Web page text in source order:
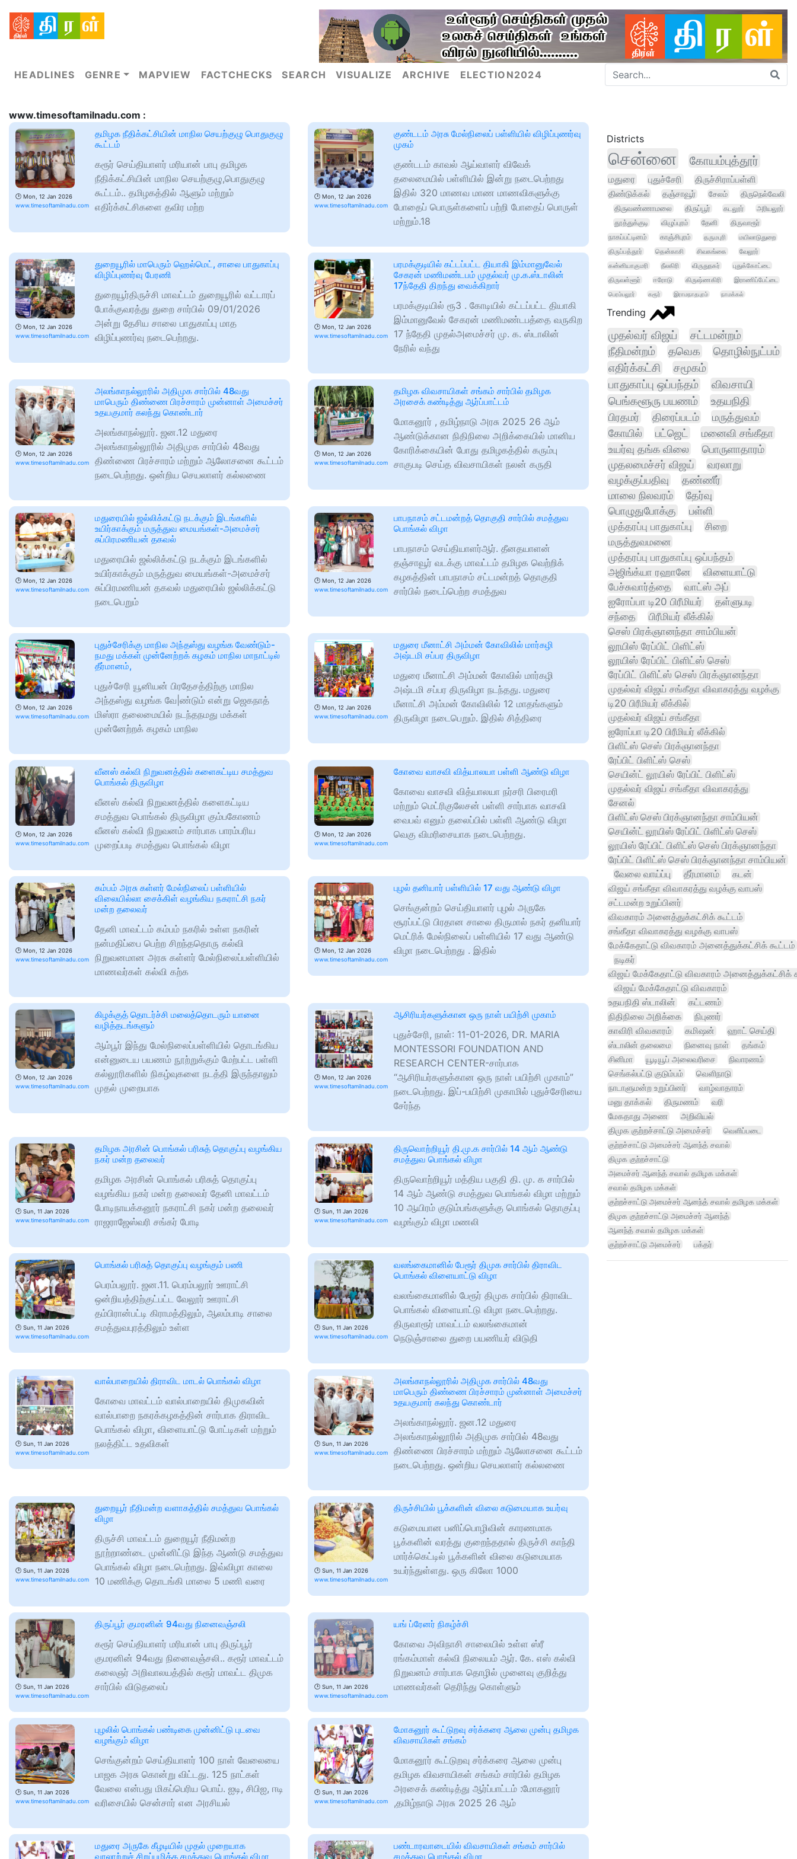
HEADLINES GENRE MAPVIEW FACTCHECKS SEARCH VISUALIZE ARCHIVE ELECTION2024
www.timesoftamilnadu.com :
🕑 Mon, 12 Jan 2026
www.timesoftamilnadu.com
தமிழக நீதிக்கட்சியின் மாநில செயற்குழு பொதுகுழு
கூட்டம்
கரூர் செய்தியாளர் மரியான் பாபு தமிழக
நீதிக்கட்சியின் மாநில செயற்குழு,பொதுகுழு
கூட்டம்.. தமிழகத்தில் ஆளும் மற்றும்
எதிர்க்கட்சிகளை தவிர மற்ற
🕑 Mon, 12 Jan 2026
www.timesoftamilnadu.com
குண்டடம் அரசு மேல்நிலைப் பள்ளியில் விழிப்புணர்வு
முகம்
குண்டடம் காவல் ஆய்வாளர் விவேக்
தலைமையில் பள்ளியில் இன்று நடைபெற்றது
இதில் 320 மாணவ மாண மாணவிகளுக்கு
போதைப் பொருள்களைப் பற்றி போதைப் பொருள்
மற்றும்.18
🕑 Mon, 12 Jan 2026
www.timesoftamilnadu.com
துறையூரில் மாபெரும் ஹெல்மெட், சாலை பாதுகாப்பு
விழிப்புணர்வு பேரணி
துறையூர்திருச்சி மாவட்டம் துறையூரில் வட்டாரப்
போக்குவரத்து துறை சார்பில் 09/01/2026
அன்று தேசிய சாலை பாதுகாப்பு மாத
விழிப்புணர்வு நடைபெற்றது.
🕑 Mon, 12 Jan 2026
www.timesoftamilnadu.com
பரமக்குடியில் கட்டப்பட்ட தியாகி இம்மானுவேல்
சேகரன் மணிமண்டபம் முதல்வர் மு.க.ஸ்டாலின்
17ந்தேதி திறந்து வைக்கிறார்
பரமக்குடியில் ரூ3 . கோடியில் கட்டப்பட்ட தியாகி
இம்மானுவேல் சேகரன் மணிமண்டபத்தை வருகிற
17 ந்தேதி முதல்அமைச்சர் மு. க. ஸ்டாலின்
நேரில் வந்து
🕑 Mon, 12 Jan 2026
www.timesoftamilnadu.com
அலங்காநல்லூரில் அதிமுக சார்பில் 48வது
மாபெரும் திண்ணை பிரச்சாரம் முன்னாள் அமைச்சர்
உதயகுமார் கலந்து கொண்டார்
அலங்காநல்லூர். ஜன.12 மதுரை
அலங்காநல்லூரில் அதிமுக சார்பில் 48வது
திண்ணை பிரச்சாரம் மற்றும் ஆலோசனை கூட்டம்
நடைபெற்றது. ஒன்றிய செயலாளர் கல்லணை
🕑 Mon, 12 Jan 2026
www.timesoftamilnadu.com
தமிழக விவசாயிகள் சங்கம் சார்பில் தமிழக
அரசைக் கண்டித்து ஆர்ப்பாட்டம்
மோகனூர் , தமிழ்நாடு அரசு 2025 26 ஆம்
ஆண்டுக்கான நிதிநிலை அறிக்கையில் மானிய
கோரிக்கையின் போது தமிழகத்தில் கரும்பு
சாகுபடி செய்த விவசாயிகள் நலன் கருதி
🕑 Mon, 12 Jan 2026
www.timesoftamilnadu.com
மதுரையில் ஜல்லிக்கட்டு நடக்கும் இடங்களில்
உயிர்காக்கும் மருத்துவ மையங்கள்-அமைச்சர்
சுப்பிரமணியன் தகவல்
மதுரையில் ஜல்லிக்கட்டு நடக்கும் இடங்களில்
உயிர்காக்கும் மருத்துவ மையங்கள்-அமைச்சர்
சுப்பிரமணியன் தகவல் மதுரையில் ஜல்லிக்கட்டு
நடைபெறும்
🕑 Mon, 12 Jan 2026
www.timesoftamilnadu.com
பாபநாசம் சட்டமன்றத் தொகுதி சார்பில் சமத்துவ
பொங்கல் விழா
பாபநாசம் செய்தியாளர்ஆர். தீனதயாளன்
தஞ்சாவூர் வடக்கு மாவட்டம் தமிழக வெற்றிக்
கழகத்தின் பாபநாசம் சட்டமன்றத் தொகுதி
சார்பில் நடைப்பெற்ற சமத்துவ
🕑 Mon, 12 Jan 2026
www.timesoftamilnadu.com
புதுச்சேரிக்கு மாநில அந்தஸ்து வழங்க வேண்டும்-
நமது மக்கள் முன்னேற்றக் கழகம் மாநில மாநாட்டில்
தீர்மானம்,
புதுச்சேரி யூனியன் பிரதேசத்திற்கு மாநில
அந்தஸ்து வழங்க வே|ண்டும் என்று ஜெகநாத்
மிஸ்ரா தலைமையில் நடந்தநமது மக்கள்
முன்னேற்றக் கழகம் மாநில
🕑 Mon, 12 Jan 2026
www.timesoftamilnadu.com
மதுரை மீனாட்சி அம்மன் கோவிலில் மார்கழி
அஷ்டமி சப்பர திருவிழா
மதுரை மீனாட்சி அம்மன் கோவில் மார்கழி
அஷ்டமி சப்பர திருவிழா நடந்தது. மதுரை
மீனாட்சி அம்மன் கோவிலில் 12 மாதங்களும்
திருவிழா நடைபெறும். இதில் சித்திரை
🕑 Mon, 12 Jan 2026
www.timesoftamilnadu.com
வீனஸ் கல்வி நிறுவனத்தில் களைகட்டிய சமத்துவ
பொங்கல் திருவிழா
வீனஸ் கல்வி நிறுவனத்தில் களைகட்டிய
சமத்துவ பொங்கல் திருவிழா கும்பகோணம்
வீனஸ் கல்வி நிறுவனம் சார்பாக பாரம்பரிய
முறைப்படி சமத்துவ பொங்கல் விழா
🕑 Mon, 12 Jan 2026
www.timesoftamilnadu.com
கோவை வாசவி வித்யாலயா பள்ளி ஆண்டு விழா
கோவை வாசவி வித்யாலயா நர்சரி பிரைமரி
மற்றும் மெட்ரிகுலேசன் பள்ளி சார்பாக வாசவி
வைபவ் எனும் தலைப்பில் பள்ளி ஆண்டு விழா
வெகு விமரிசையாக நடைபெற்றது.
🕑 Mon, 12 Jan 2026
www.timesoftamilnadu.com
கம்பம் அரசு கள்ளர் மேல்நிலைப் பள்ளியில்
விலையில்லா சைக்கிள் வழங்கிய நகராட்சி நகர்
மன்ற தலைவர்
தேனி மாவட்டம் கம்பம் நகரில் உள்ள நகரின்
நன்மதிப்பை பெற்ற சிறந்ததொரு கல்வி
நிறுவனமான அரசு கள்ளர் மேல்நிலைப்பள்ளியில்
மாணவர்கள் கல்வி கற்க
🕑 Mon, 12 Jan 2026
www.timesoftamilnadu.com
புழல் தனியார் பள்ளியில் 17 வது ஆண்டு விழா
செங்குன்றம் செய்தியாளர் புழல் அருகே
சூரப்பட்டு பிரதான சாலை திருமால் நகர் தனியார்
மெட்ரிக் மேல்நிலைப் பள்ளியில் 17 வது ஆண்டு
விழா நடைபெற்றது . இதில்
🕑 Mon, 12 Jan 2026
www.timesoftamilnadu.com
கிழக்குத் தொடர்ச்சி மலைத்தொடரும் யானை
வழித்தடங்களும்
ஆம்பூர் இந்து மேல்நிலைப்பள்ளியில் தொடங்கிய
என்னுடைய பயணம் நூற்றுக்கும் மேற்பட்ட பள்ளி
கல்லூரிகளில் நிகழ்வுகளை நடத்தி இருந்தாலும்
முதல் முறையாக
🕑 Mon, 12 Jan 2026
www.timesoftamilnadu.com
ஆசிரியர்களுக்கான ஒரு நாள் பயிற்சி முகாம்
புதுச்சேரி, நாள்: 11-01-2026, DR. MARIA
MONTESSORI FOUNDATION AND
RESEARCH CENTER-சார்பாக
“ஆசிரியர்களுக்கான ஒரு நாள் பயிற்சி முகாம்”
நடைபெற்றது. இப்-பயிற்சி முகாமில் புதுச்சேரியை
சேர்ந்த
🕑 Sun, 11 Jan 2026
www.timesoftamilnadu.com
தமிழக அரசின் பொங்கல் பரிசுத் தொகுப்பு வழங்கிய
நகர் மன்ற தலைவர்
தமிழக அரசின் பொங்கல் பரிசுத் தொகுப்பு
வழங்கிய நகர் மன்ற தலைவர் தேனி மாவட்டம்
போடிநாயக்கனூர் நகராட்சி நகர் மன்ற தலைவர்
ராஜராஜேஸ்வரி சங்கர் போடி
🕑 Sun, 11 Jan 2026
www.timesoftamilnadu.com
திருவொற்றியூர் தி.மு.க சார்பில் 14 ஆம் ஆண்டு
சமத்துவ பொங்கல் விழா
திருவொற்றியூர் மத்திய பகுதி தி. மு. க சார்பில்
14 ஆம் ஆண்டு சமத்துவ பொங்கல் விழா மற்றும்
10 ஆயிரம் குடும்பங்களுக்கு பொங்கல் தொகுப்பு
வழங்கும் விழா மணலி
🕑 Sun, 11 Jan 2026
www.timesoftamilnadu.com
பொங்கல் பரிசுத் தொகுப்பு வழங்கும் பணி
பெரம்பலூர். ஜன.11. பெரம்பலூர் ஊராட்சி
ஒன்றியத்திற்குட்பட்ட வேலூர் ஊராட்சி
தம்பிரான்பட்டி கிராமத்திலும், ஆலம்பாடி சாலை
சமத்துவபுரத்திலும் உள்ள
🕑 Sun, 11 Jan 2026
www.timesoftamilnadu.com
வலங்கைமானில் பேரூர் திமுக சார்பில் திராவிட
பொங்கல் விளையாட்டு விழா
வலங்கைமானில் பேரூர் திமுக சார்பில் திராவிட
பொங்கல் விளையாட்டு விழா நடைபெற்றது.
திருவாரூர் மாவட்டம் வலங்கைமான்
நெடுஞ்சாலை துறை பயணியர் விடுதி
🕑 Sun, 11 Jan 2026
www.timesoftamilnadu.com
வால்பாறையில் திராவிட மாடல் பொங்கல் விழா
கோவை மாவட்டம் வால்பாறையில் திமுகவின்
வால்பாறை நகரக்கழகத்தின் சார்பாக திராவிட
பொங்கல் விழா, விளையாட்டு போட்டிகள் மற்றும்
நலத்திட்ட உதவிகள்
🕑 Sun, 11 Jan 2026
www.timesoftamilnadu.com
அலங்காநல்லூரில் அதிமுக சார்பில் 48வது
மாபெரும் திண்ணை பிரச்சாரம் முன்னாள் அமைச்சர்
உதயகுமார் கலந்து கொண்டார்
அலங்காநல்லூர். ஜன.12 மதுரை
அலங்காநல்லூரில் அதிமுக சார்பில் 48வது
திண்ணை பிரச்சாரம் மற்றும் ஆலோசனை கூட்டம்
நடைபெற்றது. ஒன்றிய செயலாளர் கல்லணை
🕑 Sun, 11 Jan 2026
www.timesoftamilnadu.com
துறையூர் நீதிமன்ற வளாகத்தில் சமத்துவ பொங்கல்
விழா
திருச்சி மாவட்டம் துறையூர் நீதிமன்ற
நூற்றாண்டை முன்னிட்டு இந்த ஆண்டு சமத்துவ
பொங்கல் விழா நடைபெற்றது. இவ்விழா காலை
10 மணிக்கு தொடங்கி மாலை 5 மணி வரை
🕑 Sun, 11 Jan 2026
www.timesoftamilnadu.com
திருச்சியில் பூக்களின் விலை கடுமையாக உயர்வு
கடுமையான பனிப்பொழிவின் காரணமாக
பூக்களின் வரத்து குறைந்ததால் திருச்சி காந்தி
மார்க்கெட்டில் பூக்களின் விலை கடுமையாக
உயர்ந்துள்ளது. ஒரு கிலோ 1000
🕑 Sun, 11 Jan 2026
www.timesoftamilnadu.com
திருப்பூர் குமரனின் 94வது நினைவஞ்சலி
கரூர் செய்தியாளர் மரியான் பாபு திருப்பூர்
குமரனின் 94வது நினைவஞ்சலி.. கரூர் மாவட்டம்
கலைஞர் அறிவாலயத்தில் கரூர் மாவட்ட திமுக
சார்பில் விடுதலைப்
🕑 Sun, 11 Jan 2026
www.timesoftamilnadu.com
யங் ப்ரேனர் நிகழ்ச்சி
கோவை அவிநாசி சாலையில் உள்ள ஸ்ரீ
ரங்கம்மாள் கல்வி நிலையம் ஆர். கே. எஸ் கல்வி
நிறுவனம் சார்பாக தொழில் முனைவு குறித்து
மாணவர்கள் தெரிந்து கொள்ளும்
🕑 Sun, 11 Jan 2026
www.timesoftamilnadu.com
புழலில் பொங்கல் பண்டிகை முன்னிட்டு புடவை
வழங்கும் விழா
செங்குன்றம் செய்தியாளர் 100 நாள் வேலையை
பாஜக அரசு கொன்று விட்டது. 125 நாட்கள்
வேலை என்பது மிகப்பெரிய பொய். ஐடி, சிபிஐ, ஈடி
வரிசையில் சென்சார் என அரசியல்
🕑 Sun, 11 Jan 2026
www.timesoftamilnadu.com
மோகனூர் கூட்டுறவு சர்க்கரை ஆலை முன்பு தமிழக
விவசாயிகள் சங்கம்
மோகனூர் கூட்டுறவு சர்க்கரை ஆலை முன்பு
தமிழக விவசாயிகள் சங்கம் சார்பில் தமிழக
அரசைக் கண்டித்து ஆர்ப்பாட்டம் :மோகனூர்
,தமிழ்நாடு அரசு 2025 26 ஆம்
மதுரை அருகே கீழடியில் முதல் முறையாக
வரலாற்றுச் சிறப்புமிக்க சமத்துவ பொங்கல் விழா
பண்டாரவாடையில் விவசாயிகள் சங்கம் சார்பில்
சமத்துவ பொங்கல் விழா
Districts
சென்னை கோயம்புத்தூர்
மதுரை புதுச்சேரி திருச்சிராப்பள்ளி
திண்டுக்கல் தஞ்சாவூர் சேலம் திருநெல்வேலி
திருவண்ணாமலை திருப்பூர் கடலூர்
அரியலூர்
தூத்துக்குடி
விழுப்புரம் தேனி திருவாரூர்
நாகப்பட்டினம் காஞ்சிபுரம் தருமபுரி
மயிலாடுதுறை
திருப்பத்தூர்
தென்காசி சிவகங்கை
வேலூர்
கன்னியாகுமரி
நீலகிரி விருதுநகர்
புதுக்கோட்டை
திருவள்ளூர்
ஈரோடு கிருஷ்ணகிரி இராணிப்பேட்டை
பெரம்பலூர் கரூர் இராமநாதபுரம் நாமக்கல்
Trending
முதல்வர் விஜய் சட்டமன்றம்
நீதிமன்றம் தவெக
தொழில்நுட்பம்
எதிர்க்கட்சி
சமூகம்
பாதுகாப்பு ஒப்பந்தம்
விவசாயி
பெங்களூரு பயணம்
உதயநிதி
பிரதமர்
திரைப்படம்
மருத்துவம்
கோயில்
பட்ஜெட்
மனைவி சங்கீதா
உயர்வு தங்க விலை
பொருளாதாரம்
முதலமைச்சர் விஜய்
வரலாறு
வழக்குப்பதிவு
தண்ணீர்
மாலை நிலவரம்
தேர்வு
பொழுதுபோக்கு
பள்ளி
முத்தரப்பு பாதுகாப்பு
சிறை
மருத்துவமனை
முத்தரப்பு பாதுகாப்பு ஒப்பந்தம்
அஜிங்க்யா ரஹானே
விளையாட்டு
பேச்சுவார்த்தை
வாட்ஸ் அப்
ஐரோப்பா டி20 பிரீமியர்
தள்ளுபடி
சந்தை
பிரீமியர் லீக்கில்
செஸ் பிரக்ஞானந்தா சாம்பியன்
லூயிஸ் ரேப்பிட் பிளிட்ஸ்
லூயிஸ் ரேப்பிட் பிளிட்ஸ் செஸ்
ரேப்பிட் பிளிட்ஸ் செஸ் பிரக்ஞானந்தா
முதல்வர் விஜய் சங்கீதா விவாகரத்து வழக்கு
டி20 பிரீமியர் லீக்கில்
முதல்வர் விஜய் சங்கீதா
ஐரோப்பா டி20 பிரீமியர் லீக்கில்
பிளிட்ஸ் செஸ் பிரக்ஞானந்தா
ரேப்பிட் பிளிட்ஸ் செஸ்
செயின்ட் லூயிஸ் ரேப்பிட் பிளிட்ஸ்
முதல்வர் விஜய் சங்கீதா விவாகரத்து
சேனல்
பிளிட்ஸ் செஸ் பிரக்ஞானந்தா சாம்பியன்
செயின்ட் லூயிஸ் ரேப்பிட் பிளிட்ஸ் செஸ்
லூயிஸ் ரேப்பிட் பிளிட்ஸ் செஸ் பிரக்ஞானந்தா
ரேப்பிட் பிளிட்ஸ் செஸ் பிரக்ஞானந்தா சாம்பியன்
வேலை வாய்ப்பு
தீர்மானம்
கடன்
விஜய் சங்கீதா விவாகரத்து வழக்கு வாபஸ்
சட்டமன்ற உறுப்பினர்
விவகாரம் அனைத்துக்கட்சிக் கூட்டம்
சங்கீதா விவாகரத்து வழக்கு வாபஸ்
மேக்கேதாட்டு விவகாரம் அனைத்துக்கட்சிக் கூட்டம்
நடிகர்
விஜய் மேக்கேதாட்டு விவகாரம் அனைத்துக்கட்சிக்
விஜய் மேக்கேதாட்டு விவகாரம்
உதயநிதி ஸ்டாலின்
கட்டணம்
நிதிநிலை அறிக்கை
நிபுணர்
காவிரி விவகாரம்
கமிஷன் ஹாட் செய்தி
ஸ்டாலின் தலைமை நினைவு நாள்
தங்கம்
சினிமா
யூடியூப் அலைவரிசை
நிவாரணம்
செங்கல்பட்டு குடும்பம்
வெளிநாடு
நாடாளுமன்ற உறுப்பினர்
வாழ்வாதாரம்
மனு தாக்கல்
திருமணம்
வரி
மேகதாது அணை
அறிவியல்
திமுக குற்றச்சாட்டு அமைச்சர்
வெளிப்படை
குற்றச்சாட்டு அமைச்சர் ஆனந்த் சவால்
திமுக குற்றச்சாட்டு
அமைச்சர் ஆனந்த் சவால் தமிழக மக்கள்
சவால் தமிழக மக்கள்
குற்றச்சாட்டு அமைச்சர் ஆனந்த் சவால் தமிழக மக்கள்
திமுக குற்றச்சாட்டு அமைச்சர் ஆனந்த்
ஆனந்த் சவால் தமிழக மக்கள்
குற்றச்சாட்டு அமைச்சர்
பக்தர்